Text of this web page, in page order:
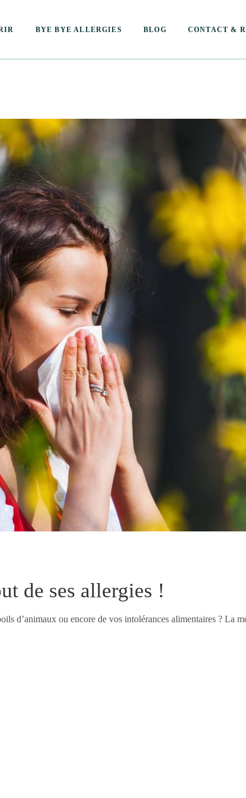
BYE BYE ALLERGIES BLOG CONTACT &
Réserver ma
de ses allergies !
d’animaux ou encore de vos intolérances alimentaires ? La